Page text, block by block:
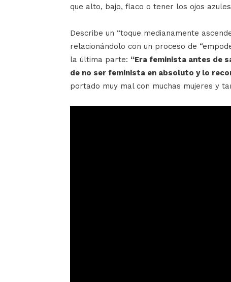
que alto, bajo, flaco o tener los ojos
Describe un “toque medianamente
relacionándolo con un proceso de
la última parte: “Era feminista antes de
de no ser feminista en absoluto y lo
portado muy mal con muchas mujeres y